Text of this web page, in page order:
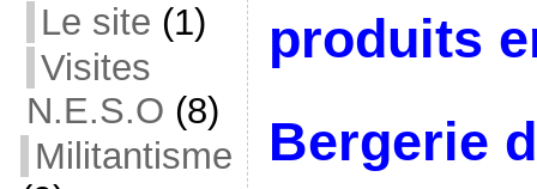
Le site (1)
Visites
N.E.S.O (8)
Militantisme
produits
Bergerie